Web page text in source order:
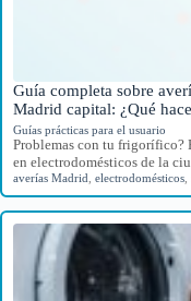
Guía completa sobre
Madrid capital: ¿Qué
Guías prácticas para el usuario
Problemas con tu frigorífico?
en electrodomésticos de la
averías Madrid electrodomésticos